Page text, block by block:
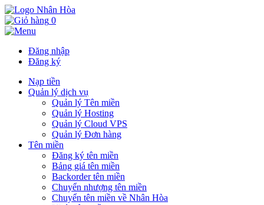
0
Đăng nhập
Đăng ký
Nạp tiền
Quản lý dịch vụ
Quản lý Tên miền
Quản lý Hosting
Quản lý Cloud VPS
Quản lý Đơn hàng
Tên miền
Đăng ký tên miền
Bảng giá tên miền
Backorder tên miền
Chuyển nhượng tên miền
Chuyển tên miền về Nhân Hòa